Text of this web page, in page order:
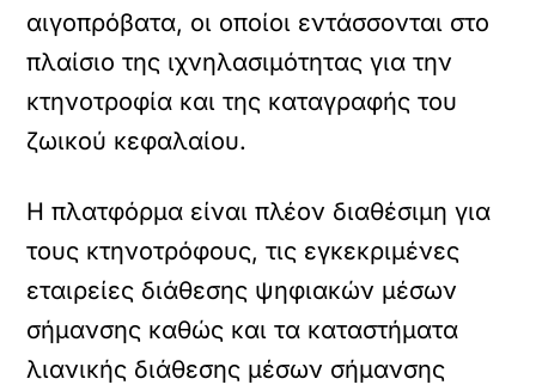
αιγοπρόβατα, οι οποίοι εντάσσονται στο
πλαίσιο της ιχνηλασιμότητας για την
κτηνοτροφία και της καταγραφής του
ζωικού κεφαλαίου.
Η πλατφόρμα είναι πλέον διαθέσιμη για
τους κτηνοτρόφους, τις εγκεκριμένες
εταιρείες διάθεσης ψηφιακών μέσων
σήμανσης καθώς και τα καταστήματα
λιανικής διάθεσης μέσων σήμανσης